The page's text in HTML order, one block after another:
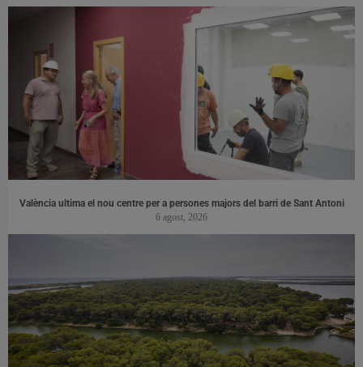
València ultima el nou centre per a persones majors del barri de Sant Antoni
6 agost, 2026